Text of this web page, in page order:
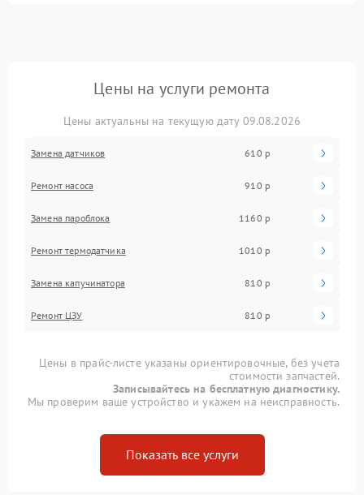
Цены на услуги ремонта
Цены актуальны на текущую дату 09.08.2026
Замена датчиков 610 р
Ремонт насоса 910 р
Замена пароблока 1160 р
Ремонт термодатчика 1010 р
Замена капучинатора 810 р
Ремонт ЦЗУ 810 р
Цены в прайс-листе указаны ориентировочные, без учета
стоимости запчастей.
Записывайтесь на бесплатную диагностику.
Мы проверим ваше устройство и укажем на неисправность.
Показать все услуги